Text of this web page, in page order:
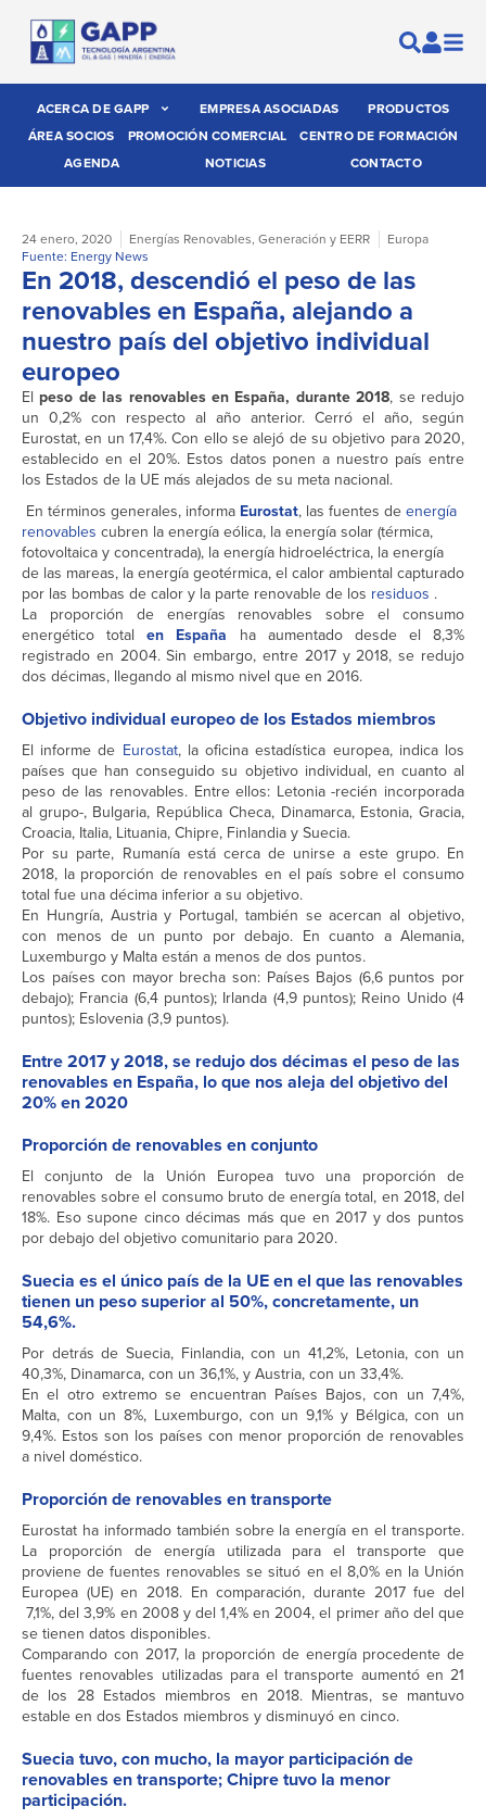
ACERCA DE GAPP EMPRESA ASOCIADAS
PRODUCTOS
ÁREA SOCIOS
PROMOCIÓN COMERCIAL
CENTRO DE FORMACIÓN
AGENDA
NOTICIAS CONTACTO
24 enero, 2020 Energías Renovables, Generación y EERR
Europa
Fuente: Energy News
En 2018, descendió el peso de las
renovables en España, alejando a
nuestro país del objetivo individual
europeo
El peso de las renovables en España, durante 2018, se redujo
un 0,2% con respecto al año anterior. Cerró el año, según
Eurostat, en un 17,4%. Con ello se alejó de su objetivo para 2020,
establecido en el 20%. Estos datos ponen a nuestro país entre
los Estados de la UE más alejados de su meta nacional.
En términos generales, informa Eurostat, las fuentes de energía
renovables cubren la energía eólica, la energía solar (térmica,
fotovoltaica y concentrada), la energía hidroeléctrica, la energía
de las mareas, la energía geotérmica, el calor ambiental capturado
por las bombas de calor y la parte renovable de los residuos .
La proporción de energías renovables sobre el consumo
energético total en España ha aumentado desde el 8,3%
registrado en 2004. Sin embargo, entre 2017 y 2018, se redujo
dos décimas, llegando al mismo nivel que en 2016.
Objetivo individual europeo de los Estados miembros
El informe de Eurostat, la oficina estadística europea, indica los
países que han conseguido su objetivo individual, en cuanto al
peso de las renovables. Entre ellos: Letonia -recién incorporada
al grupo-, Bulgaria, República Checa, Dinamarca, Estonia, Gracia,
Croacia, Italia, Lituania, Chipre, Finlandia y Suecia.
Por su parte, Rumanía está cerca de unirse a este grupo. En
2018, la proporción de renovables en el país sobre el consumo
total fue una décima inferior a su objetivo.
En Hungría, Austria y Portugal, también se acercan al objetivo,
con menos de un punto por debajo. En cuanto a Alemania,
Luxemburgo y Malta están a menos de dos puntos.
Los países con mayor brecha son: Países Bajos (6,6 puntos por
debajo); Francia (6,4 puntos); Irlanda (4,9 puntos); Reino Unido (4
puntos); Eslovenia (3,9 puntos).
Entre 2017 y 2018, se redujo dos décimas el peso de las
renovables en España, lo que nos aleja del objetivo del
20% en 2020
Proporción de renovables en conjunto
El conjunto de la Unión Europea tuvo una proporción de
renovables sobre el consumo bruto de energía total, en 2018, del
18%. Eso supone cinco décimas más que en 2017 y dos puntos
por debajo del objetivo comunitario para 2020.
Suecia es el único país de la UE en el que las renovables
tienen un peso superior al 50%, concretamente, un
54,6%.
Por detrás de Suecia, Finlandia, con un 41,2%, Letonia, con un
40,3%, Dinamarca, con un 36,1%, y Austria, con un 33,4%.
En el otro extremo se encuentran Países Bajos, con un 7,4%,
Malta, con un 8%, Luxemburgo, con un 9,1% y Bélgica, con un
9,4%. Estos son los países con menor proporción de renovables
a nivel doméstico.
Proporción de renovables en transporte
Eurostat ha informado también sobre la energía en el transporte.
La proporción de energía utilizada para el transporte que
proviene de fuentes renovables se situó en el 8,0% en la Unión
Europea (UE) en 2018. En comparación, durante 2017 fue del
7,1%, del 3,9% en 2008 y del 1,4% en 2004, el primer año del que
se tienen datos disponibles.
Comparando con 2017, la proporción de energía procedente de
fuentes renovables utilizadas para el transporte aumentó en 21
de los 28 Estados miembros en 2018. Mientras, se mantuvo
estable en dos Estados miembros y disminuyó en cinco.
Suecia tuvo, con mucho, la mayor participación de
renovables en transporte; Chipre tuvo la menor
participación.